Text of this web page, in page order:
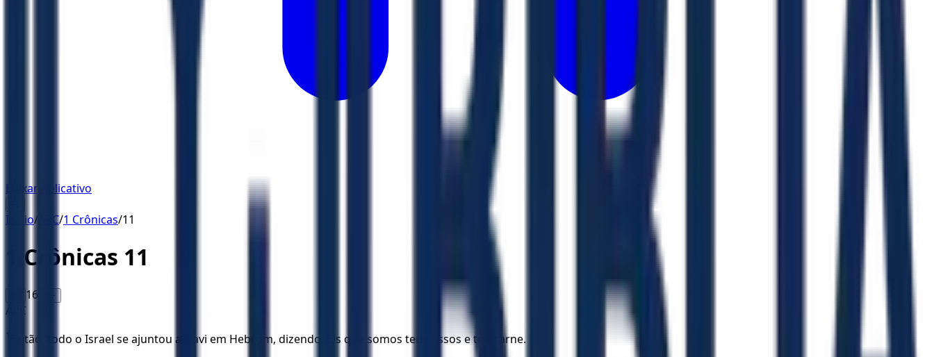
Baixar Aplicativo
Início/ ARC/1 Crônicas/11
1 Crônicas 11
16 A+
ARC
1 Então, todo o Israel se ajuntou a Davi em Hebrom, dizendo: Eis que somos teus ossos e tua carne.